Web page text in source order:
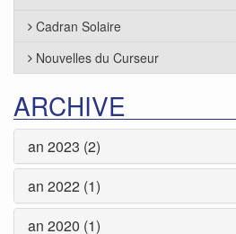
Cadran Solaire
Nouvelles du Curseur
ARCHIVE
an 2023 (2)
an 2022 (1)
an 2020 (1)